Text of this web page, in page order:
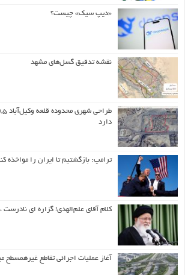
«دیپ سیک» چیست؟
نقشه تدقیق گسل‌های مشهد
دارد
ترامپ: بازگشتیم تا ایران را مواخذه
کلام آقای علم‌الهدی! گزاره ای نادرست
آغاز عملیات اجرائی تقاطع